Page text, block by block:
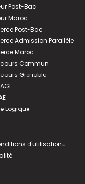
Post-Bac
Maroc
Post-Bac
Admission Parallèle
Maroc
Commun
Grenoble
Logique
d'utilisation-